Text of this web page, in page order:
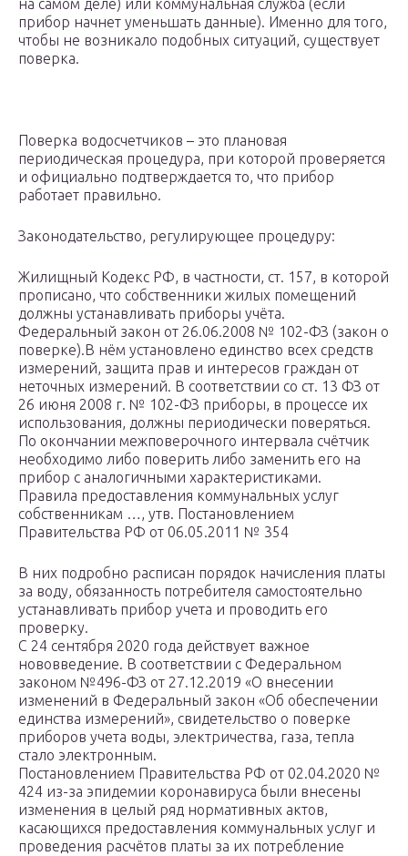
на самом деле) или коммунальная служба (если
прибор начнет уменьшать данные). Именно для того,
чтобы не возникало подобных ситуаций, существует
поверка.
Поверка водосчетчиков – это плановая
периодическая процедура, при которой проверяется
и официально подтверждается то, что прибор
работает правильно.
Законодательство, регулирующее процедуру:
Жилищный Кодекс РФ, в частности, ст. 157, в которой
прописано, что собственники жилых помещений
должны устанавливать приборы учёта.
Федеральный закон от 26.06.2008 № 102-ФЗ (закон о
поверке).В нём установлено единство всех средств
измерений, защита прав и интересов граждан от
неточных измерений. В соответствии со ст. 13 ФЗ от
26 июня 2008 г. № 102-ФЗ приборы, в процессе их
использования, должны периодически поверяться.
По окончании межповерочного интервала счётчик
необходимо либо поверить либо заменить его на
прибор с аналогичными характеристиками.
Правила предоставления коммунальных услуг
собственникам …, утв. Постановлением
Правительства РФ от 06.05.2011 № 354
В них подробно расписан порядок начисления платы
за воду, обязанность потребителя самостоятельно
устанавливать прибор учета и проводить его
проверку.
С 24 сентября 2020 года действует важное
нововведение. В соответствии с Федеральном
законом №496-ФЗ от 27.12.2019 «О внесении
изменений в Федеральный закон «Об обеспечении
единства измерений», свидетельство о поверке
приборов учета воды, электричества, газа, тепла
стало электронным.
Постановлением Правительства РФ от 02.04.2020 №
424 из-за эпидемии коронавируса были внесены
изменения в целый ряд нормативных актов,
касающихся предоставления коммунальных услуг и
проведения расчётов платы за их потребление